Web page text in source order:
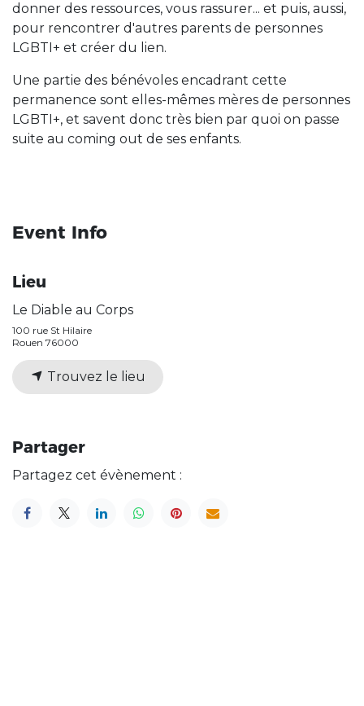
donner des ressources, vous rassurer... et puis, aussi,
pour rencontrer d'autres parents de personnes
LGBTI+ et créer du lien.
Une partie des bénévoles encadrant cette
permanence sont elles-mêmes mères de personnes
LGBTI+, et savent donc très bien par quoi on passe
suite au coming out de ses enfants.
Event Info
Lieu
Le Diable au Corps
100 rue St Hilaire
Rouen 76000
Trouvez le lieu
Partager
Partagez cet évènement :